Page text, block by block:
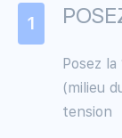
1
Posez
(milieu
tension